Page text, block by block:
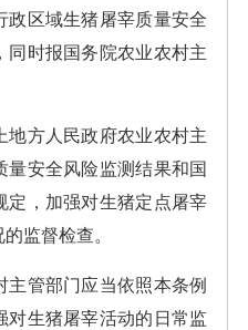
政区域生猪屠宰质量安全
同时报国务院农业农村主
方人民政府农业农村主
安全风险监测结果和国
定，加强对生猪定点屠宰
监督检查。
管部门应当依照本条例
对生猪屠宰活动的日常监